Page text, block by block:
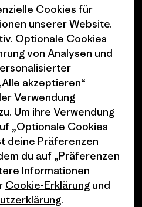
program
Programm
Deutschland
Reserved.
Cookies für
unserer Website.
Optionale Cookies
von Analysen und
akzeptieren“
Verwendung
Um ihre Verwendung
„Optionale Cookies
deine Präferenzen
du auf „Präferenzen
Informationen
Cookie-Erklärung und
.